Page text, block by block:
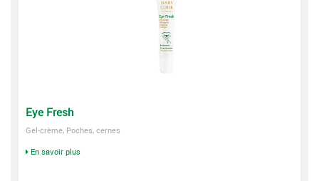
Eye Fresh
Gel-crème, Poches, cernes
En savoir plus